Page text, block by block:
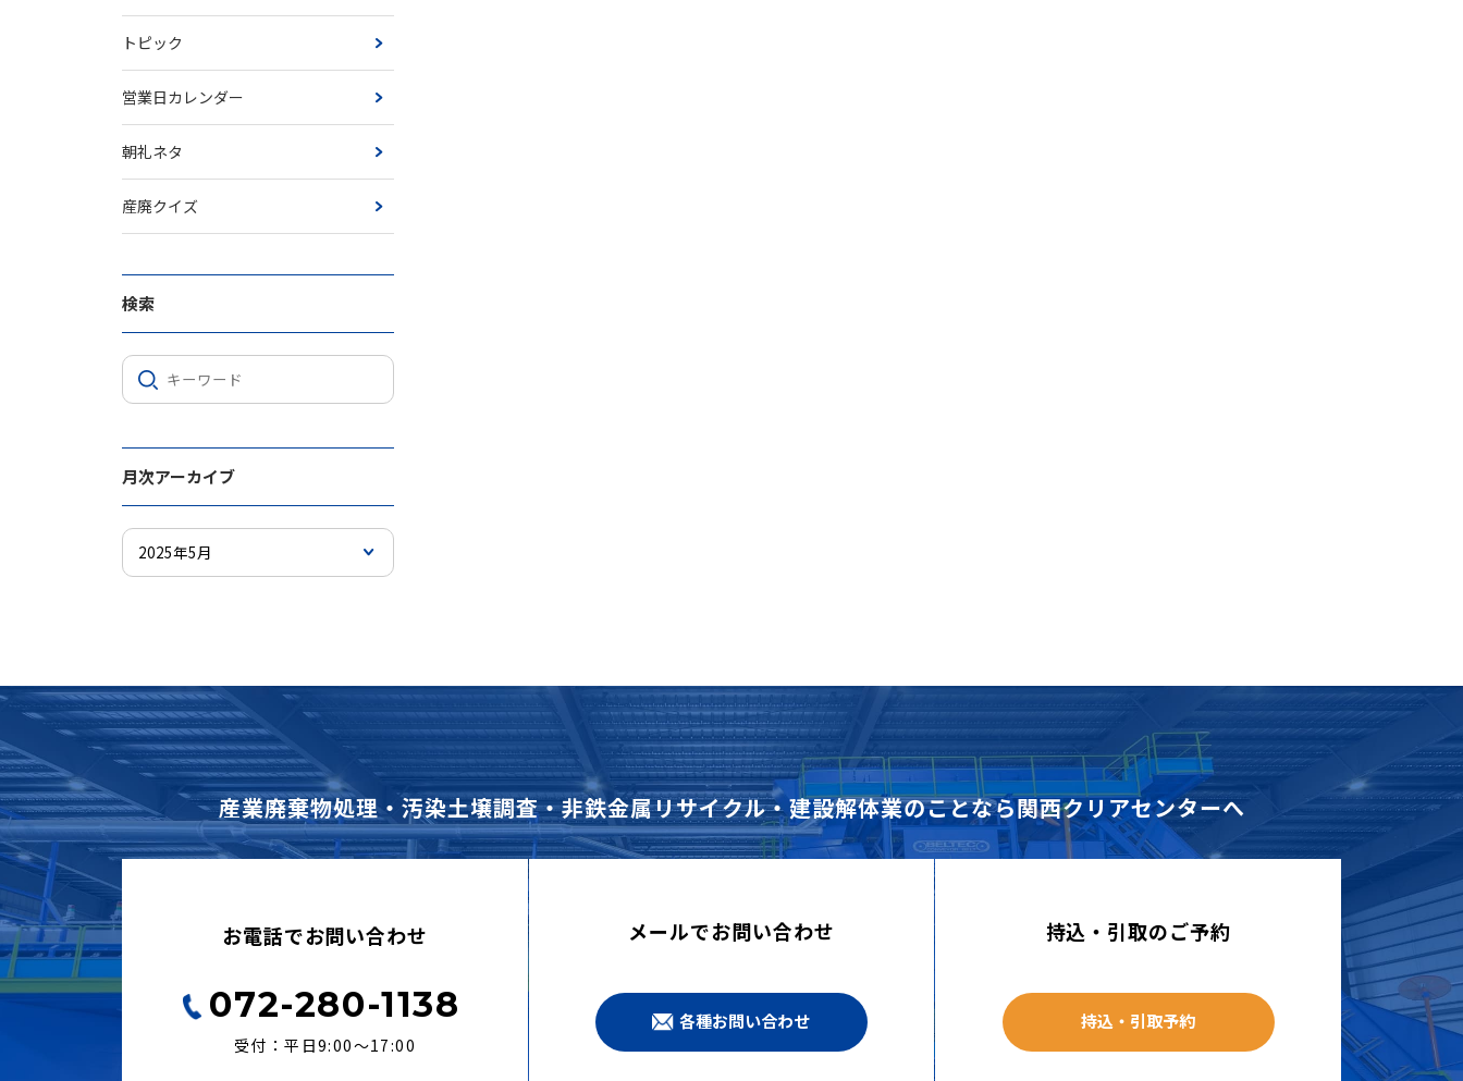
トピック
営業日カレンダー
朝礼ネタ
産廃クイズ
検索
月次アーカイブ
産業廃棄物処理・汚染土壌調査・非鉄金属リサイクル・建設解体業のことなら関西クリアセンターへ
お電話でお問い合わせ
072-280-1138
受付：平日9:00〜17:00
メールでお問い合わせ
各種お問い合わせ
持込・引取のご予約
持込・引取予約